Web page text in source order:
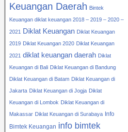
Keuangan Daerah Bintek
Keuangan diklat keuangan 2018 – 2019 – 2020 –
2021 Diklat Keuangan Diklat Keuangan
2019 Diklat Keuangan 2020 Diklat Keuangan
2021 diklat keuangan daerah Diklat
Keuangan di Bali Diklat Keuangan di Bandung
Diklat Keuangan di Batam Diklat Keuangan di
Jakarta Diklat Keuangan di Jogja Diklat
Keuangan di Lombok Diklat Keuangan di
Makassar Diklat Keuangan di Surabaya Info
Bimtek Keuangan info bimtek